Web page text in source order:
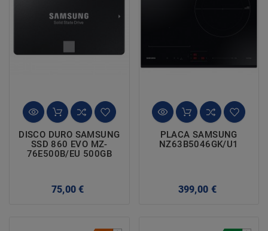
DISCO DURO SAMSUNG
SSD 860 EVO MZ-
76E500B/EU 500GB
75,00 €
PLACA SAMSUNG
NZ63B5046GK/U1
399,00 €